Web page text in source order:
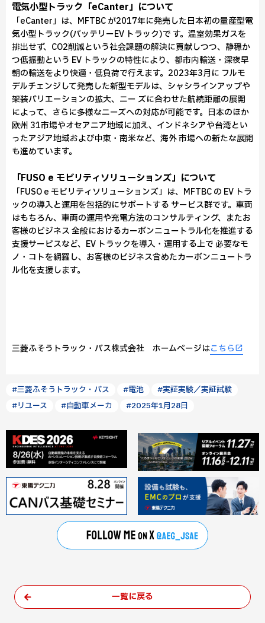
電気小型トラック「eCanter」について
「eCanter」は、MFTBC が2017年に発売した日本初の量産型電
気小型トラック(バッテリーEV トラック)で す。温室効果ガスを
排出せず、CO2削減という社会課題の解決に貢献しつつ、静穏か
つ低振動という EV トラックの特性により、都市内輸送・深夜早
朝の輸送をより快適・低負荷で行えます。2023年3月に フルモ
デルチェンジして発売した新型モデルは、シャシラインアップや
架装バリエーションの拡大、ニー ズに合わせた航続距離の展開
によって、さらに多様なニーズへの対応が可能です。日本のほか
欧州 31市場やオセアニア地域に加え、インドネシアや台湾とい
ったアジア地域および中東・南米など、海外 市場への新たな展開
も進めています。
「FUSO e モビリティソリューションズ」について
「FUSO e モビリティソリューションズ」は、MFTBC の EV トラ
ックの導入と運用を包括的にサポートする サービス群です。車両
はもちろん、車両の運用や充電方法のコンサルティング、またお
客様のビジネス 全般におけるカーボンニュートラル化を推進する
支援サービスなど、EV トラックを導入・運用する上で 必要なモ
ノ・コトを網羅し、お客様のビジネス含めたカーボンニュートラ
ル化を支援します。
三菱ふそうトラック・バス株式会社 ホームページはこちら
#三菱ふそうトラック・バス #電池
#実証実験／実証試験
#リユース
#自動車メーカ #2025年1月28日
一覧に戻る